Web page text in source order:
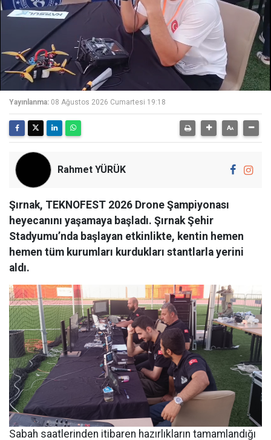
Yayınlanma: 08 Ağustos 2026 Cumartesi 19:18
Rahmet YÜRÜK
Şırnak, TEKNOFEST 2026 Drone Şampiyonası
heyecanını yaşamaya başladı. Şırnak Şehir
Stadyumu’nda başlayan etkinlikte, kentin hemen
hemen tüm kurumları kurdukları stantlarla yerini
aldı.
Sabah saatlerinden itibaren hazırlıkların tamamlandığı